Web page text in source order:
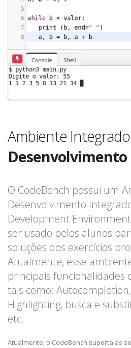
Ambiente
Desenvolvimento
O CodeBench possui um
Desenvolvimento
Development
ser usado pelos alunos
soluções dos exercícios
Atualmente, esse
principais funcionalidades
tais como:
Highlighting, busca e
etc.
Atualmente, o CodeBench suporta as